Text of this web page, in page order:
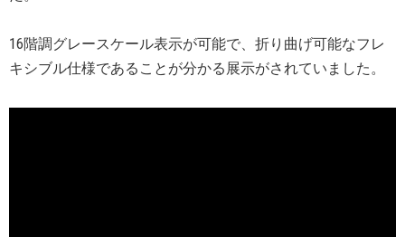
16階調グレースケール表示が可能で、折り曲げ可能なフレ
キシブル仕様であることが分かる展示がされていました。